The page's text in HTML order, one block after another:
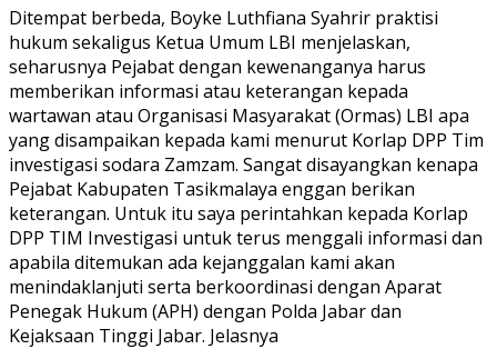
Ditempat berbeda, Boyke Luthfiana Syahrir praktisi
hukum sekaligus Ketua Umum LBI menjelaskan,
seharusnya Pejabat dengan kewenanganya harus
memberikan informasi atau keterangan kepada
wartawan atau Organisasi Masyarakat (Ormas) LBI apa
yang disampaikan kepada kami menurut Korlap DPP Tim
investigasi sodara Zamzam. Sangat disayangkan kenapa
Pejabat Kabupaten Tasikmalaya enggan berikan
keterangan. Untuk itu saya perintahkan kepada Korlap
DPP TIM Investigasi untuk terus menggali informasi dan
apabila ditemukan ada kejanggalan kami akan
menindaklanjuti serta berkoordinasi dengan Aparat
Penegak Hukum (APH) dengan Polda Jabar dan
Kejaksaan Tinggi Jabar. Jelasnya